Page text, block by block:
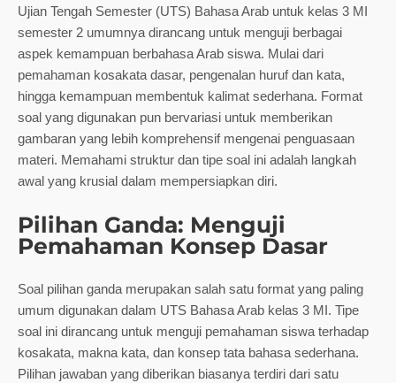
Ujian Tengah Semester (UTS) Bahasa Arab untuk kelas 3 MI
semester 2 umumnya dirancang untuk menguji berbagai
aspek kemampuan berbahasa Arab siswa. Mulai dari
pemahaman kosakata dasar, pengenalan huruf dan kata,
hingga kemampuan membentuk kalimat sederhana. Format
soal yang digunakan pun bervariasi untuk memberikan
gambaran yang lebih komprehensif mengenai penguasaan
materi. Memahami struktur dan tipe soal ini adalah langkah
awal yang krusial dalam mempersiapkan diri.
Pilihan Ganda: Menguji
Pemahaman Konsep Dasar
Soal pilihan ganda merupakan salah satu format yang paling
umum digunakan dalam UTS Bahasa Arab kelas 3 MI. Tipe
soal ini dirancang untuk menguji pemahaman siswa terhadap
kosakata, makna kata, dan konsep tata bahasa sederhana.
Pilihan jawaban yang diberikan biasanya terdiri dari satu